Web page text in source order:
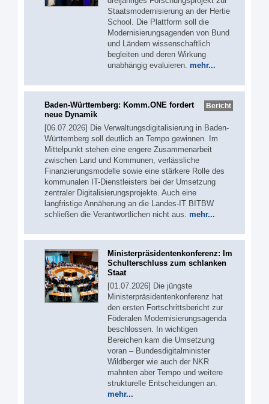
Staatsmodernisierung an der Hertie
School. Die Plattform soll die
Modernisierungsagenden von Bund
und Ländern wissenschaftlich
begleiten und deren Wirkung
unabhängig evaluieren. mehr...
Bericht
Baden-Württemberg: Komm.ONE fordert
neue Dynamik
[06.07.2026] Die Verwaltungsdigitalisierung in Baden-
Württemberg soll deutlich an Tempo gewinnen. Im
Mittelpunkt stehen eine engere Zusammenarbeit
zwischen Land und Kommunen, verlässliche
Finanzierungsmodelle sowie eine stärkere Rolle des
kommunalen IT-Dienstleisters bei der Umsetzung
zentraler Digitalisierungsprojekte. Auch eine
langfristige Annäherung an die Landes-IT BITBW
schließen die Verantwortlichen nicht aus. mehr...
Ministerpräsidentenkonferenz: Im
Schulterschluss zum schlanken
Staat
[01.07.2026] Die jüngste
Ministerpräsidentenkonferenz hat
den ersten Fortschrittsbericht zur
Föderalen Modernisierungsagenda
beschlossen. In wichtigen
Bereichen kam die Umsetzung
voran – Bundesdigitalminister
Wildberger wie auch der NKR
mahnten aber Tempo und weitere
strukturelle Entscheidungen an.
mehr...